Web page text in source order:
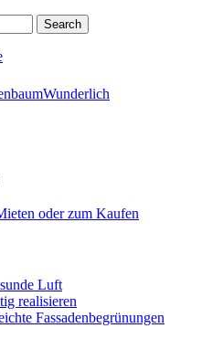
Wunderlich
oder zum Kaufen
Luft
realisieren
Fassadenbegrünungen